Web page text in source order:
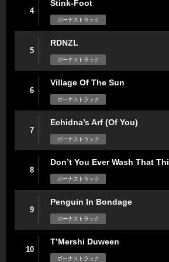
4
Stink-Foot
ボーナストラック
5
RDNZL
ボーナストラック
6
Village Of The Sun
ボーナストラック
7
Echidna’s Arf (Of You)
ボーナストラック
8
Don’t You Ever Wash That
ボーナストラック
9
Penguin In Bondage
ボーナストラック
10
T’Mershi Duween
ボーナストラック